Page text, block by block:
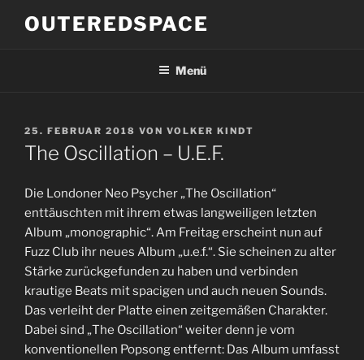
InhaltOUTEREDSPACE
Menü
VERÖFFENTLICHT
AM
25. FEBRUAR 2018 VON VOLKER KINDT
The Oscillation – U.E.F.
Die Londoner Neo Psycher „The Oscillation“
enttäuschten mit ihrem etwas langweiligen letzten
Album „monographic“. Am Freitag erscheint nun auf
Fuzz Club ihr neues Album „u.e.f.“. Sie scheinen zu alter
Stärke zurückgefunden zu haben und verbinden
krautige Beats mit spacigen und auch neuen Sounds.
Das verleiht der Platte einen zeitgemäßen Charakter.
Dabei sind „The Oscillation“ weiter denn je vom
konventionellen Popsong entfernt: Das Album umfasst